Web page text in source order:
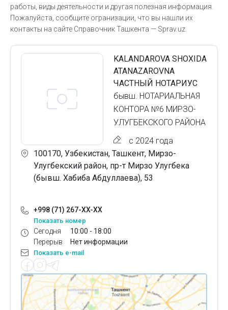
работы, виды деятельности и другая полезная информация.
Пожалуйста, сообщите огранизации, что вы нашли их
контакты на сайте Справочник Ташкента — Sprav.uz.
KALANDAROVA SHOXIDA
ATANAZAROVNA
ЧАСТНЫЙ НОТАРИУС
бывш. НОТАРИАЛЬНАЯ
КОНТОРА №6 МИРЗО-
УЛУГБЕКСКОГО РАЙОНА
с 2024 года
100170, Узбекистан, Ташкент, Мирзо-
Улугбекский район, пр-т Мирзо Улугбека
(бывш. Хабиба Абдуллаева), 53
+998 (71) 267-XX-XX
Показать номер
Сегодня
Перерыв
10:00 - 18:00
Нет информации
Показать e-mail